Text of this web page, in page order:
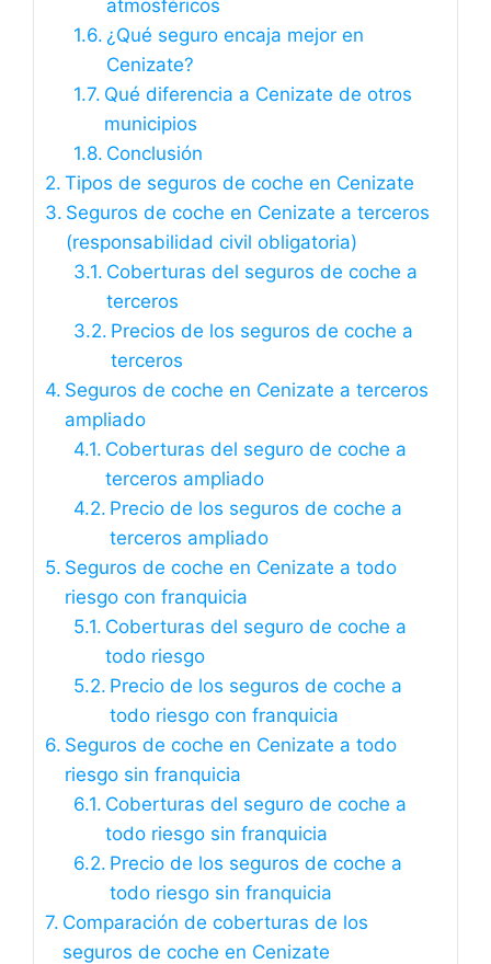
atmosféricos
¿Qué seguro encaja mejor en
Cenizate?
Qué diferencia a Cenizate de otros
municipios
Conclusión
Tipos de seguros de coche en Cenizate
Seguros de coche en Cenizate a terceros
(responsabilidad civil obligatoria)
Coberturas del seguros de coche a
terceros
Precios de los seguros de coche a
terceros
Seguros de coche en Cenizate a terceros
ampliado
Coberturas del seguro de coche a
terceros ampliado
Precio de los seguros de coche a
terceros ampliado
Seguros de coche en Cenizate a todo
riesgo con franquicia
Coberturas del seguro de coche a
todo riesgo
Precio de los seguros de coche a
todo riesgo con franquicia
Seguros de coche en Cenizate a todo
riesgo sin franquicia
Coberturas del seguro de coche a
todo riesgo sin franquicia
Precio de los seguros de coche a
todo riesgo sin franquicia
Comparación de coberturas de los
seguros de coche en Cenizate